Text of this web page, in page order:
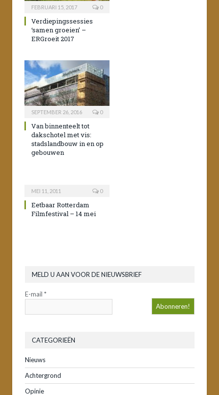
FEBRUARI 15, 2017 0
Verdiepingssessies
‘samen groeien’ –
ERGroeit 2017
SEPTEMBER 26, 2016 0
Van binnenteelt tot
dakschotel met vis:
stadslandbouw in en op
gebouwen
MEI 11, 2011 0
Eetbaar Rotterdam
Filmfestival – 14 mei
MELD U AAN VOOR DE NIEUWSBRIEF
E-mail *
CATEGORIEËN
Nieuws
Achtergrond
Opinie